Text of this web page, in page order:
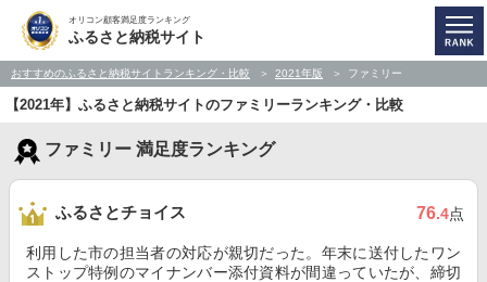
オリコン顧客満足度ランキング
ふるさと納税サイト
おすすめのふるさと納税サイトランキング・比較 2021年版 ファミリー
【2021年】ふるさと納税サイトのファミリーランキング・比較
ファミリー 満足度ランキング
ふるさとチョイス 76.4点
利用した市の担当者の対応が親切だった。年末に送付したワン
ストップ特例のマイナンバー添付資料が間違っていたが、締切